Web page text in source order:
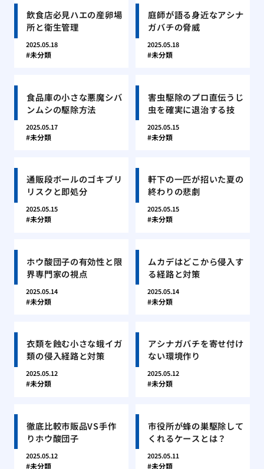
飲食店必見ハエの産卵場
所と衛生管理
2025.05.18
未分類
庭師が語る身近なアシナ
ガバチの脅威
2025.05.18
未分類
食品庫の小さな悪魔シバ
ンムシの駆除方法
2025.05.17
未分類
害虫駆除のプロ直伝うじ
虫を確実に退治する技
2025.05.15
未分類
通販段ボールのゴキブリ
リスクと即処分
2025.05.15
未分類
軒下の一匹が招いた夏の
終わりの悲劇
2025.05.15
未分類
ホウ酸団子の有効性と限
界専門家の視点
2025.05.14
未分類
ムカデはどこから侵入す
る経路と対策
2025.05.14
未分類
衣類を蝕む小さな蛾イガ
類の侵入経路と対策
2025.05.12
未分類
アシナガバチを寄せ付け
ない環境作り
2025.05.12
未分類
徹底比較市販品VS手作
りホウ酸団子
2025.05.12
未分類
市役所が蜂の巣駆除して
くれるケースとは？
2025.05.11
未分類